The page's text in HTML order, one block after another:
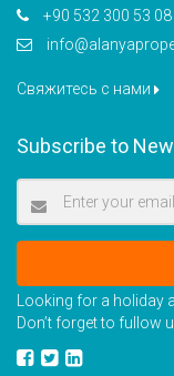
+90 532 300 53 08
Свяжитесь с нами
Subscribe to
Looking for a holiday
Don’t forget to fullow